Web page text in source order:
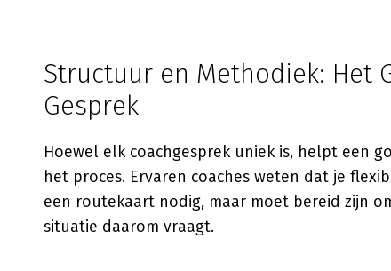
Structuur en Methodiek: Het
Gesprek
Hoewel elk coachgesprek uniek is, helpt een
het proces. Ervaren coaches weten dat je
een routekaart nodig, maar moet bereid zijn
situatie daarom vraagt.